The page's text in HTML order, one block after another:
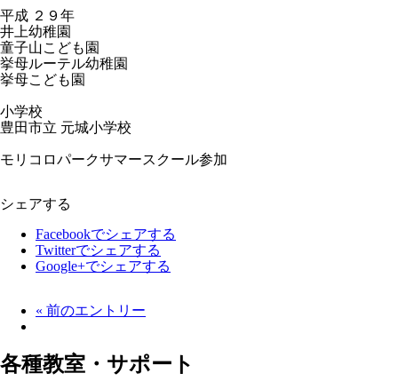
平成 ２９年
井上幼稚園
童子山こども園
挙母ルーテル幼稚園
挙母こども園
小学校
豊田市立 元城小学校
モリコロパークサマースクール参加
シェアする
Facebookでシェアする
Twitterでシェアする
Google+でシェアする
« 前のエントリー
各種教室・サポート